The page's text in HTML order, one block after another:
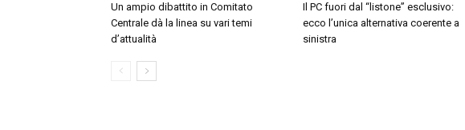
Un ampio dibattito in Comitato
Centrale dà la linea su vari temi
d’attualità
Il PC fuori dal “listone” esclusivo:
ecco l’unica alternativa coerente a
sinistra